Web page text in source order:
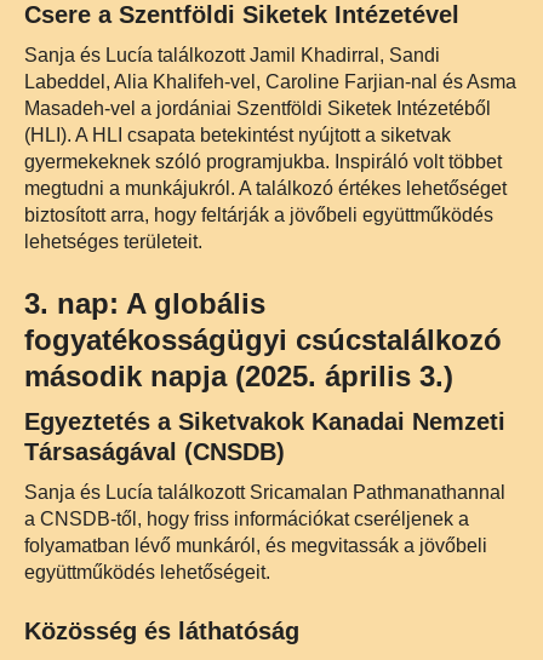
Csere a Szentföldi Siketek Intézetével
Sanja és Lucía találkozott Jamil Khadirral, Sandi
Labeddel, Alia Khalifeh-vel, Caroline Farjian-nal és Asma
Masadeh-vel a jordániai Szentföldi Siketek Intézetéből
(HLI). A HLI csapata betekintést nyújtott a siketvak
gyermekeknek szóló programjukba. Inspiráló volt többet
megtudni a munkájukról. A találkozó értékes lehetőséget
biztosított arra, hogy feltárják a jövőbeli együttműködés
lehetséges területeit.
3. nap: A globális
fogyatékosságügyi csúcstalálkozó
második napja (2025. április 3.)
Egyeztetés a Siketvakok Kanadai Nemzeti
Társaságával (CNSDB)
Sanja és Lucía találkozott Sricamalan Pathmanathannal
a CNSDB-től, hogy friss információkat cseréljenek a
folyamatban lévő munkáról, és megvitassák a jövőbeli
együttműködés lehetőségeit.
Közösség és láthatóság